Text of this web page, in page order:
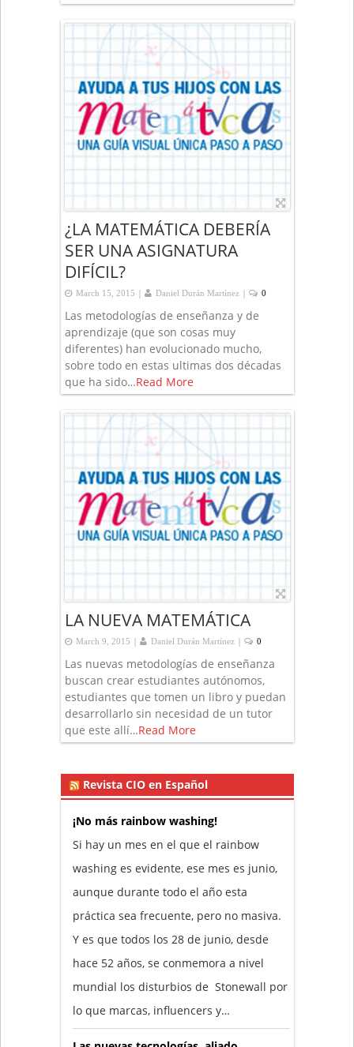
¿LA MATEMÁTICA DEBERÍA
SER UNA ASIGNATURA
DIFÍCIL?
March 15, 2015 | Daniel Durán Martínez | 0
Las metodologías de enseñanza y de
aprendizaje (que son cosas muy
diferentes) han evolucionado mucho,
sobre todo en estas ultimas dos décadas
que ha sido…Read More
LA NUEVA MATEMÁTICA
March 9, 2015 | Daniel Durán Martínez | 0
Las nuevas metodologías de enseñanza
buscan crear estudiantes autónomos,
estudiantes que tomen un libro y puedan
desarrollarlo sin necesidad de un tutor
que este allí…Read More
Revista CIO en Español
¡No más rainbow washing!
Si hay un mes en el que el rainbow
washing es evidente, ese mes es junio,
aunque durante todo el año esta
práctica sea frecuente, pero no masiva.
Y es que todos los 28 de junio, desde
hace 52 años, se conmemora a nivel
mundial los disturbios de Stonewall por
lo que marcas, influencers y…